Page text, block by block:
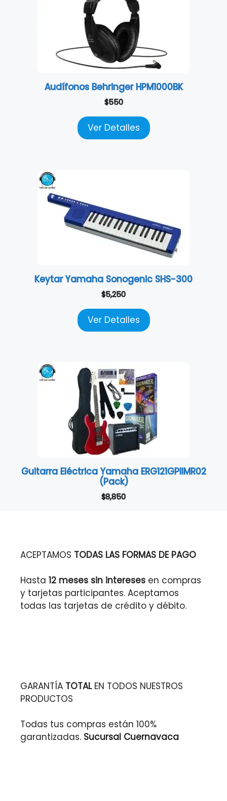
Audífonos Behringer HPM1000BK
$550
Ver Detalles
Keytar Yamaha Sonogenic SHS-300
$5,250
Ver Detalles
Guitarra Eléctrica Yamaha ERG121GPIIMR02
(Pack)
$8,850
ACEPTAMOS TODAS LAS FORMAS DE PAGO
Hasta 12 meses sin intereses en compras
y tarjetas participantes. Aceptamos
todas las tarjetas de crédito y débito.
GARANTÍA TOTALEN TODOS NUESTROS
PRODUCTOS
Todas tus compras están 100%
garantizadas. Sucursal Cuernavaca